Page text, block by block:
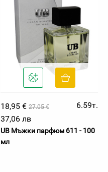
18,95 € 27.05 €
6.59т.
37,06 лв
UB Мъжки парфюм 611 - 100
мл